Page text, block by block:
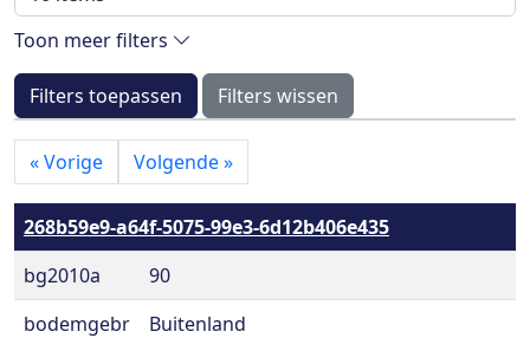
Toon meer filters
Filters toepassen Filters wissen
«Vorige Volgende»
268b59e9-a64f-5075-99e3-6d12b406e435
bg2010a
90
bodemgebr
Buitenland